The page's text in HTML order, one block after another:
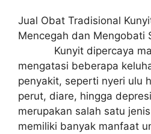
Jual Obat Tradisional
Mencegah dan
Kunyit dipercaya
mengatasi beberapa
penyakit, seperti nyeri ulu
perut, diare, hingga
merupakan salah satu
memiliki banyak manfaat